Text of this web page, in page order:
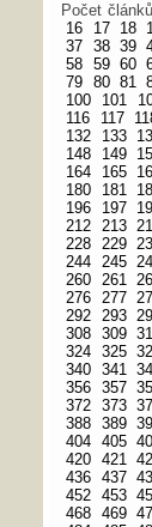
Počet
16
17 18
37 38 39
58 59 60
79 80 81
100
101
116
117
132
133
148
149
164
165
180
181
196
197
212 213
228 229
244 245
260 261
276 277
292 293
308 309
324 325
340 341
356 357
372 373
388 389
404 405
420 421
436 437
452 453
468 469